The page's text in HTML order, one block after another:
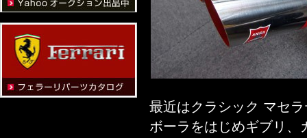
最近はクラシック マセ
ボーラをはじめギブリ、